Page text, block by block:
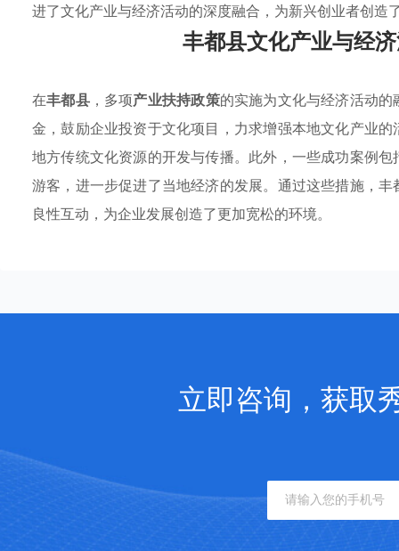
进了文化产业与经济活动的深度融合，为新兴创业者创
丰都县文化产业与经
在丰都县，多项产业扶持政策的实施为文化与经济活动
金，鼓励企业投资于文化项目，力求增强本地文化产业
地方传统文化资源的开发与传播。此外，一些成功案例
游客，进一步促进了当地经济的发展。通过这些措施，丰
良性互动，为企业发展创造了更加宽松的环境。
立即咨询，获取